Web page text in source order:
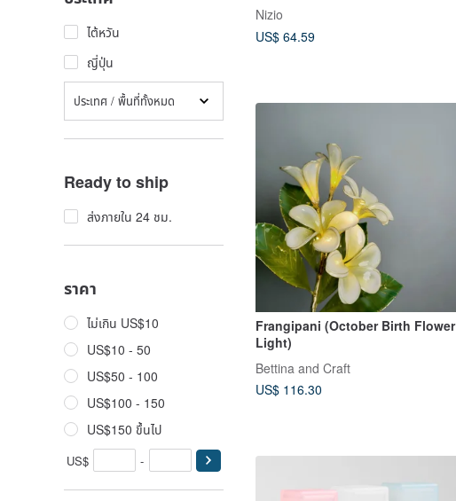
ไต้หวัน
ญี่ปุ่น
ประเทศ / พื้นที่ทั้งหมด
Ready to ship
ส่งภายใน 24 ชม.
ราคา
ไม่เกิน US$10
US$10 - 50
US$50 - 100
US$100 - 150
US$150 ขึ้นไป
US$ -
Colors Available) Newborn Full
Moon Gift Post-natal Celebration
Gift
Nizio
US$ 64.59
Frangipani (October Birth Flower
Light)
Bettina and Craft
US$ 116.30